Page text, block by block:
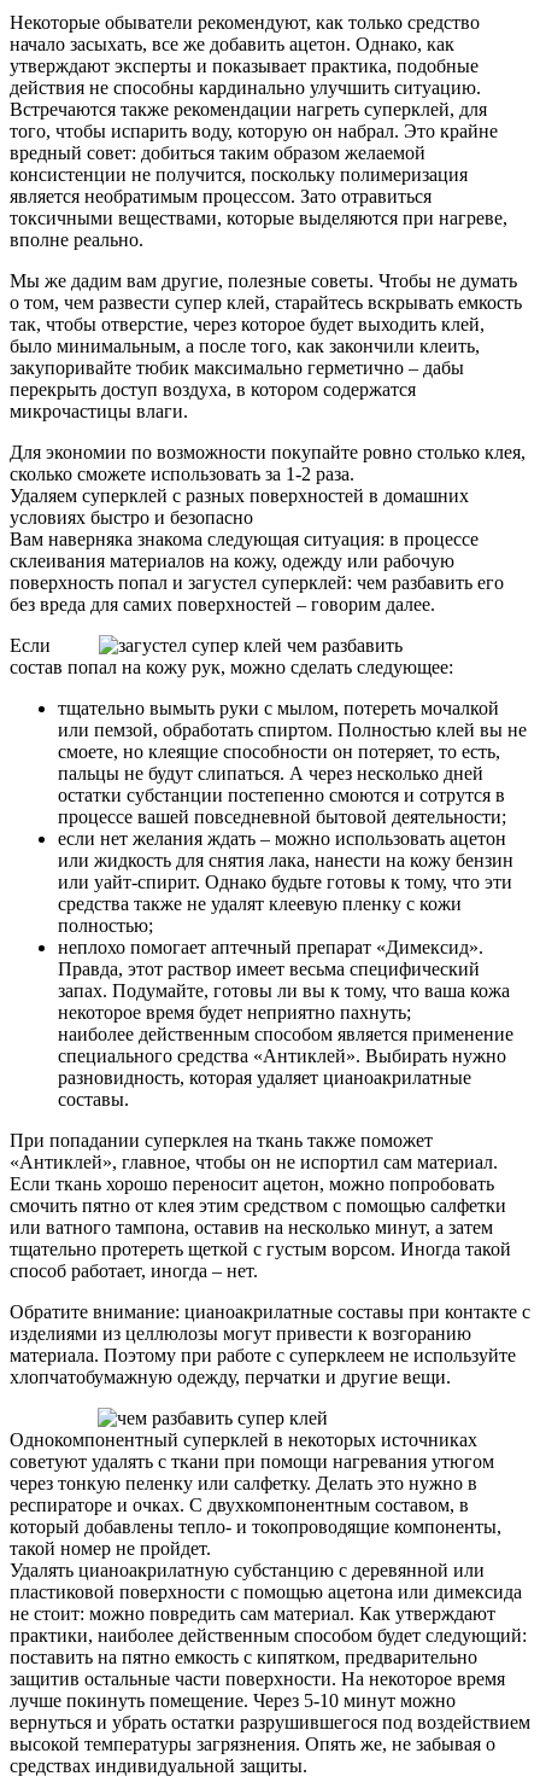
Некоторые обыватели рекомендуют, как только средство
начало засыхать, все же добавить ацетон. Однако, как
утверждают эксперты и показывает практика, подобные
действия не способны кардинально улучшить ситуацию.
Встречаются также рекомендации нагреть суперклей, для
того, чтобы испарить воду, которую он набрал. Это крайне
вредный совет: добиться таким образом желаемой
консистенции не получится, поскольку полимеризация
является необратимым процессом. Зато отравиться
токсичными веществами, которые выделяются при нагреве,
вполне реально.
Мы же дадим вам другие, полезные советы. Чтобы не думать
о том, чем развести супер клей, старайтесь вскрывать емкость
так, чтобы отверстие, через которое будет выходить клей,
было минимальным, а после того, как закончили клеить,
закупоривайте тюбик максимально герметично – дабы
перекрыть доступ воздуха, в котором содержатся
микрочастицы влаги.
Для экономии по возможности покупайте ровно столько клея,
сколько сможете использовать за 1-2 раза.
Удаляем суперклей с разных поверхностей в домашних
условиях быстро и безопасно
Вам наверняка знакома следующая ситуация: в процессе
склеивания материалов на кожу, одежду или рабочую
поверхность попал и загустел суперклей: чем разбавить его
без вреда для самих поверхностей – говорим далее.
Если
состав попал на кожу рук, можно сделать следующее:
тщательно вымыть руки с мылом, потереть мочалкой
или пемзой, обработать спиртом. Полностью клей вы не
смоете, но клеящие способности он потеряет, то есть,
пальцы не будут слипаться. А через несколько дней
остатки субстанции постепенно смоются и сотрутся в
процессе вашей повседневной бытовой деятельности;
если нет желания ждать – можно использовать ацетон
или жидкость для снятия лака, нанести на кожу бензин
или уайт-спирит. Однако будьте готовы к тому, что эти
средства также не удалят клеевую пленку с кожи
полностью;
неплохо помогает аптечный препарат «Димексид».
Правда, этот раствор имеет весьма специфический
запах. Подумайте, готовы ли вы к тому, что ваша кожа
некоторое время будет неприятно пахнуть;
наиболее действенным способом является применение
специального средства «Антиклей». Выбирать нужно
разновидность, которая удаляет цианоакрилатные
составы.
При попадании суперклея на ткань также поможет
«Антиклей», главное, чтобы он не испортил сам материал.
Если ткань хорошо переносит ацетон, можно попробовать
смочить пятно от клея этим средством с помощью салфетки
или ватного тампона, оставив на несколько минут, а затем
тщательно протереть щеткой с густым ворсом. Иногда такой
способ работает, иногда – нет.
Обратите внимание: цианоакрилатные составы при контакте с
изделиями из целлюлозы могут привести к возгоранию
материала. Поэтому при работе с суперклеем не используйте
хлопчатобумажную одежду, перчатки и другие вещи.
Однокомпонентный суперклей в некоторых источниках
советуют удалять с ткани при помощи нагревания утюгом
через тонкую пеленку или салфетку. Делать это нужно в
респираторе и очках. С двухкомпонентным составом, в
который добавлены тепло- и токопроводящие компоненты,
такой номер не пройдет.
Удалять цианоакрилатную субстанцию с деревянной или
пластиковой поверхности с помощью ацетона или димексида
не стоит: можно повредить сам материал. Как утверждают
практики, наиболее действенным способом будет следующий:
поставить на пятно емкость с кипятком, предварительно
защитив остальные части поверхности. На некоторое время
лучше покинуть помещение. Через 5-10 минут можно
вернуться и убрать остатки разрушившегося под воздействием
высокой температуры загрязнения. Опять же, не забывая о
средствах индивидуальной защиты.